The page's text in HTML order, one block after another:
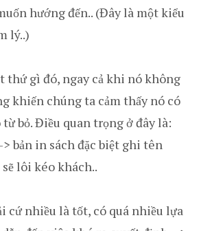
hướng đến.. (Đây là một kiểu
lý..)
thứ gì đó, ngay cả khi nó không
khiến chúng ta cảm thấy nó có
bỏ. Điều quan trọng ở đây là:
bản in sách đặc biệt ghi tên
lôi kéo khách..
cứ nhiều là tốt, có quá nhiều lựa